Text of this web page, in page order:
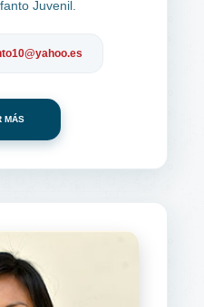
Juvenil.
MÁS